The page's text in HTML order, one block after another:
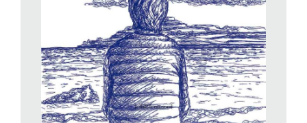
Paesi, naturalmente, ma il vincitore, Ben Southall, si lamentò
poi dell’esperienza: troppe interviste, collegamenti video, chat,
invece di surf, bagni, abbronzatura e silenzio. Almeno lui,
avrebbe preferito essere dimenticato.